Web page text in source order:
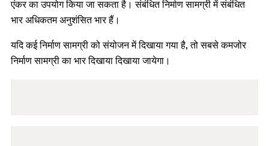
एंकर का उपयोग किया जा सकता है। संबंधित निर्माण सामग्री में संबंधित
भार अधिकतम अनुशंसित भार हैं।
यदि कई निर्माण सामग्री को संयोजन में दिखाया गया है, तो सबसे कमजोर
निर्माण सामग्री का भार दिखाया दिखाया जायेगा।